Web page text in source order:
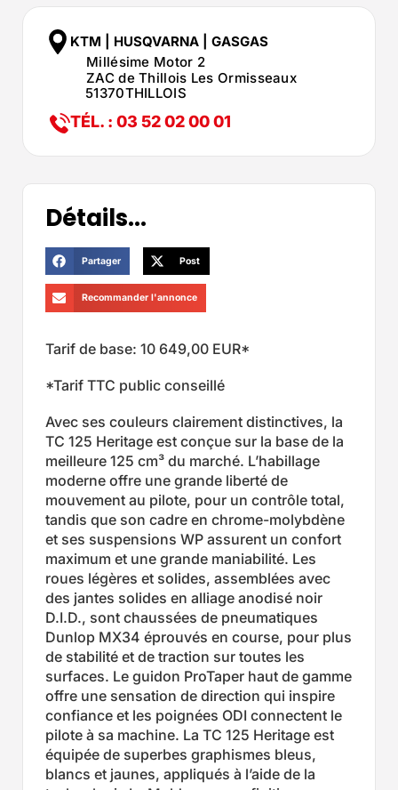
KTM | HUSQVARNA | GASGAS
Millésime Motor 2
ZAC de Thillois Les Ormisseaux
51370THILLOIS
TÉL. : 03 52 02 00 01
Détails...
Partager Post
Recommander l'annonce
Tarif de base: 10 649,00 EUR*
*Tarif TTC public conseillé
Avec ses couleurs clairement distinctives, la
TC 125 Heritage est conçue sur la base de la
meilleure 125 cm³ du marché. L’habillage
moderne offre une grande liberté de
mouvement au pilote, pour un contrôle total,
tandis que son cadre en chrome-molybdène
et ses suspensions WP assurent un confort
maximum et une grande maniabilité. Les
roues légères et solides, assemblées avec
des jantes solides en alliage anodisé noir
D.I.D., sont chaussées de pneumatiques
Dunlop MX34 éprouvés en course, pour plus
de stabilité et de traction sur toutes les
surfaces. Le guidon ProTaper haut de gamme
offre une sensation de direction qui inspire
confiance et les poignées ODI connectent le
pilote à sa machine. La TC 125 Heritage est
équipée de superbes graphismes bleus,
blancs et jaunes, appliqués à l’aide de la